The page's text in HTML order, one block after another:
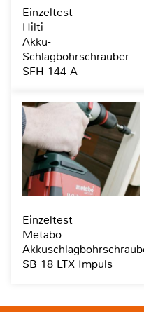
Einzeltest
Hilti
Akku-
Schlagbohrschrauber
SFH 144-A
Einzeltest
Metabo
SB 18 LTX Impuls